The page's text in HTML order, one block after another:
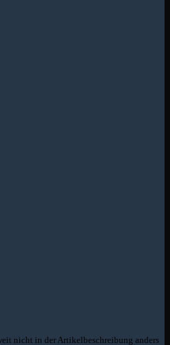
nicht in der Artikelbeschreibung anders